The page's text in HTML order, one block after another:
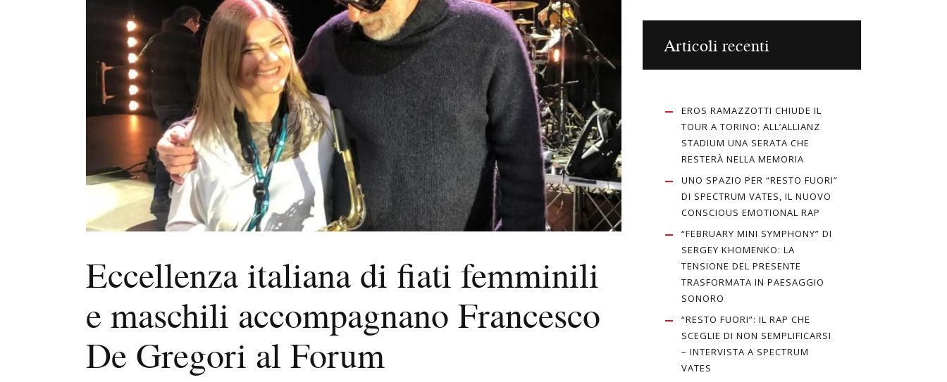
Eccellenza italiana di fiati femminili
e maschili accompagnano Francesco
De Gregori al Forum
Articoli recenti
EROS RAMAZZOTTI CHIUDE IL
TOUR A TORINO: ALL’ALLIANZ
STADIUM UNA SERATA CHE
RESTERÀ NELLA MEMORIA
UNO SPAZIO PER “RESTO FUORI”
DI SPECTRUM VATES, IL NUOVO
CONSCIOUS EMOTIONAL RAP
“FEBRUARY MINI SYMPHONY” DI
SERGEY KHOMENKO: LA
TENSIONE DEL PRESENTE
TRASFORMATA IN PAESAGGIO
SONORO
“RESTO FUORI”: IL RAP CHE
SCEGLIE DI NON SEMPLIFICARSI
– INTERVISTA A SPECTRUM
VATES